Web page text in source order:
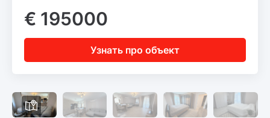
€ 195000
Узнать про объект